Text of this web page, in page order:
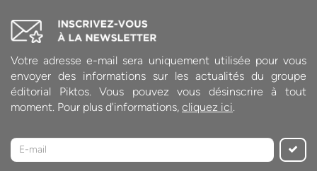
Votre adresse e-mail sera uniquement utilisée pour vous
envoyer des informations sur les actualités du groupe
éditorial Piktos. Vous pouvez vous désinscrire à tout
moment. Pour plus d'informations, cliquez ici